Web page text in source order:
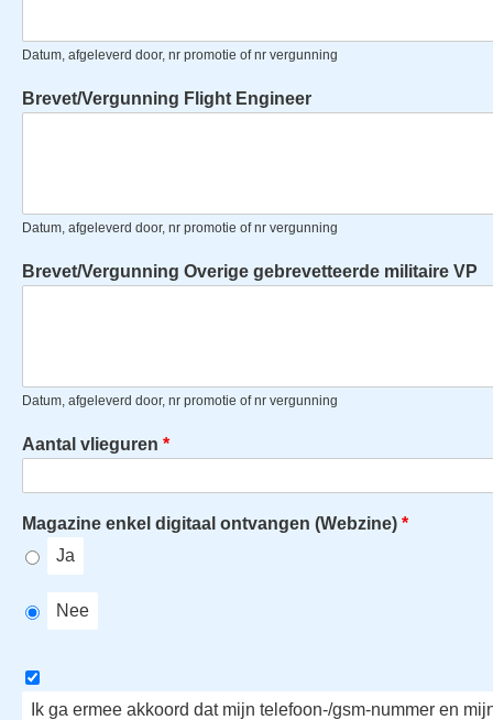
Datum, afgeleverd door, nr promotie of nr vergunning
Brevet/Vergunning Flight Engineer
Datum, afgeleverd door, nr promotie of nr vergunning
Brevet/Vergunning Overige gebrevetteerde militaire VP
Datum, afgeleverd door, nr promotie of nr vergunning
Aantal vlieguren
Magazine enkel digitaal ontvangen (Webzine)
Ja
Nee
Ik ga ermee akkoord dat mijn telefoon-/gsm-nummer en